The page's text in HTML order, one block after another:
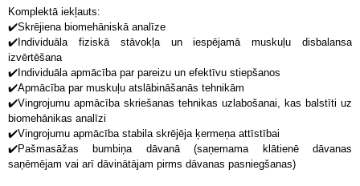
Komplektā iekļauts:
✔️Skrējiena biomehāniskā analīze
✔️ Individuāla fiziskā stāvokļa un iespējamā muskuļu disbalansa
izvērtēšana
✔️ Individuāla apmācība par pareizu un efektīvu stiepšanos
✔️Apmācība par muskuļu atslābināšanās tehnikām
✔️Vingrojumu apmācība skriešanas tehnikas uzlabošanai, kas balstīti uz
biomehānikas analīzi
✔️Vingrojumu apmācība stabila skrējēja ķermeņa attīstībai
✔️Pašmasāžas bumbiņa dāvanā (saņemama klātienē dāvanas
saņēmējam vai arī dāvinātājam pirms dāvanas pasniegšanas)